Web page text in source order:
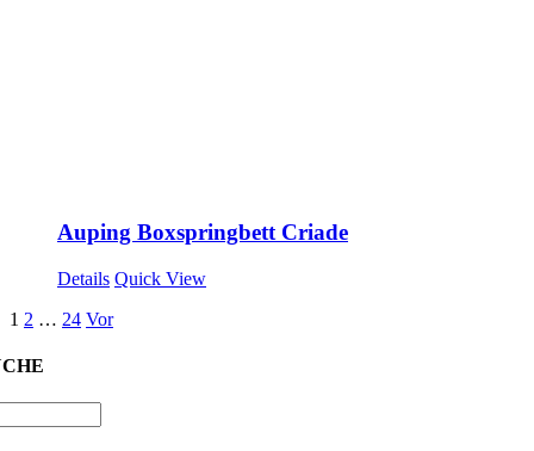
Auping Boxspringbett Criade
Details Quick View
1 2 … 24 Vor